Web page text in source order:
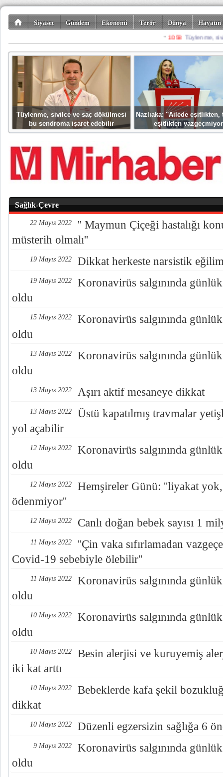
Siyaset Gündem Ekonomi Terör Dünya
Spor Misafir
Tüylenme, sivilce ve saç dökülmesi
bu sendroma işaret edebilir
Nazlıaka: ''Ailede eşitlikten,
eşitlikten
Sağlık-Çevre
22 Mayıs 2022
'' Maymun Çiçeği hastalığı
müsterih olmalı''
19 Mayıs 2022 Dikkat herkeste narsistik
19 Mayıs 2022
Koronavirüs salgınında
oldu
15 Mayıs 2022
Koronavirüs salgınında
oldu
13 Mayıs 2022
Koronavirüs salgınında
oldu
13 Mayıs 2022 Aşırı aktif mesaneye dikkat
13 Mayıs 2022
Üstü kapatılmış travmalar
yol açabilir
12 Mayıs 2022
Koronavirüs salgınında
oldu
12 Mayıs 2022
Hemşireler Günü: ''liyakat
ödenmiyor''
12 Mayıs 2022 Canlı doğan bebek sayısı 1
11 Mayıs 2022
''Çin vaka sıfırlamadan
Covid-19 sebebiyle ölebilir''
11 Mayıs 2022
Koronavirüs salgınında
oldu
10 Mayıs 2022
Koronavirüs salgınında
oldu
10 Mayıs 2022
Besin alerjisi ve kuruyemiş
iki kat arttı
10 Mayıs 2022
Bebeklerde kafa şekil
dikkat
10 Mayıs 2022 Düzenli egzersizin sağlığa 6
9 Mayıs 2022
Koronavirüs salgınında
oldu